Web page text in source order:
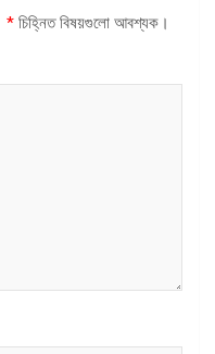
* চিহ্নিত বিষয়গুলো আবশ্যক।